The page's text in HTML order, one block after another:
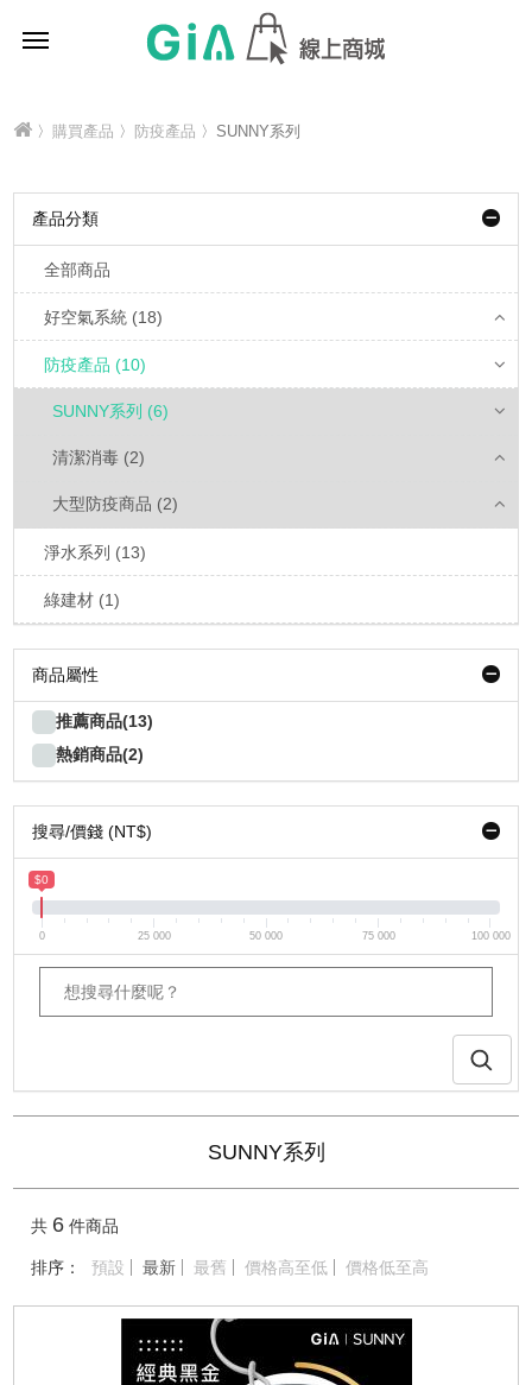
〉 購買產品 〉 防疫產品 〉SUNNY系列
產品分類
全部商品
好空氣系統 (18)
防疫產品 (10)
SUNNY系列 (6)
清潔消毒 (2)
大型防疫商品 (2)
淨水系列 (13)
綠建材 (1)
商品屬性
推薦商品(13)
熱銷商品(2)
搜尋/價錢 (NT$)
$0
0 25 000 50 000 75 000 100 000
SUNNY系列
共 6 件商品
排序： 預設 最新 最舊 價格高至低 價格低至高